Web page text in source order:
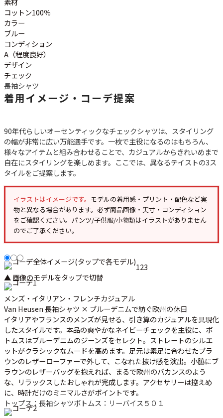
お客様の声
お気に入りリスト
会員登録
メルマガ登録
会社概要
店舗一覧
古着卸売
プライバシーポリシー
お問い合わせ
コットン100％
カラー
ブルー
コンディション
A（程度良好）
デザイン
チェック
長袖シャツ
着用イメージ・コーデ提案
90年代らしいオーセンティックなチェックシャツは、スタイリング
の幅が非常に広い万能選手です。一枚で主役になるのはもちろん、
様々なアイテムと組み合わせることで、カジュアルからきれいめまで
自在にスタイリングを楽しめます。ここでは、異なるテイストの3ス
タイルをご提案します。
イラストはイメージです。 モデルの着用感・プリント・配色など実
物と異なる場合があります。必ず商品画像・実寸・コンディション
をご確認ください。パンツ/子供服/小物類はイラストがありません
のでご了承ください。
123
▲ 画像のモデルをタップで切替
メンズ・イタリアン・フレンチカジュアル
Van Heusen 長袖シャツ × ブルーデニムで紡ぐ欧州の休日
イタリアやフランスのメンズが見せる、引き算のカジュアルを具現化
したスタイルです。本品の爽やかなネイビーチェックを主役に、ボ
トムスはブルーデニムのジーンズをセレクト。ストレートのシルエ
ットがクラシックなムードを高めます。足元は素足に合わせたブラ
ウンのレザーローファーで外して、こなれた抜け感を演出。小脇にブ
ラウンのレザーバッグを抱えれば、まるで欧州のバカンスのよう
な、リラックスしたおしゃれが完成します。アクセサリーは控えめ
に、時計だけのミニマルさがポイントです。
トップス：長袖シャツボトムス：リーバイス５０１